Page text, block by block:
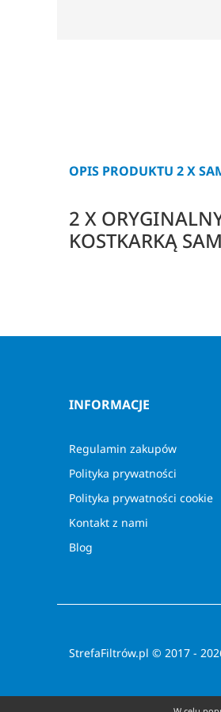
OPIS PRODUKTU 2 X
2 X
KOSTKARKĄ
INFORMACJE
Regulamin zakupów
Polityka prywatności
Polityka prywatności cookie
Kontakt z nami
Blog
StrefaFiltrów.pl © 2017 -